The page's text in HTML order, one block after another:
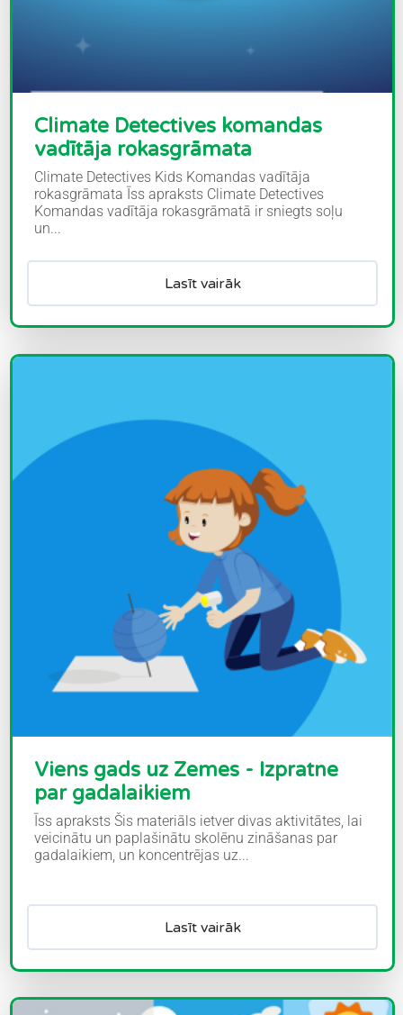
Climate Detectives komandas
vadītāja rokasgrāmata
Climate Detectives Kids Komandas vadītāja
rokasgrāmata Īss apraksts Climate Detectives
Komandas vadītāja rokasgrāmatā ir sniegts soļu
un...
Lasīt vairāk
Viens gads uz Zemes - Izpratne
par gadalaikiem
Īss apraksts Šis materiāls ietver divas aktivitātes, lai
veicinātu un paplašinātu skolēnu zināšanas par
gadalaikiem, un koncentrējas uz...
Lasīt vairāk